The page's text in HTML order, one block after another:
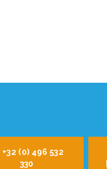
+32 (0) 496 532
330